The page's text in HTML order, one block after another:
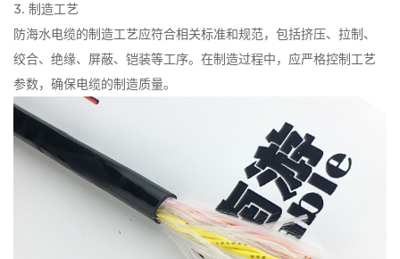
3. 制造工艺
防海水电缆的制造工艺应符合相关标准和规范，包括挤压、拉制、
绞合、绝缘、屏蔽、铠装等工序。在制造过程中，应严格控制工艺
参数，确保电缆的制造质量。